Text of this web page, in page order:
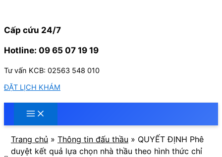
nội
Cấp cứu 24/7
Hotline: 09 65 07 19 19
Tư vấn KCB: 02563 548 010
ĐẶT LỊCH KHÁM
Trang chủ » Thông tin đấu thầu » QUYẾT ĐỊNH Phê
duyệt kết quả lựa chọn nhà thầu theo hình thức chỉ